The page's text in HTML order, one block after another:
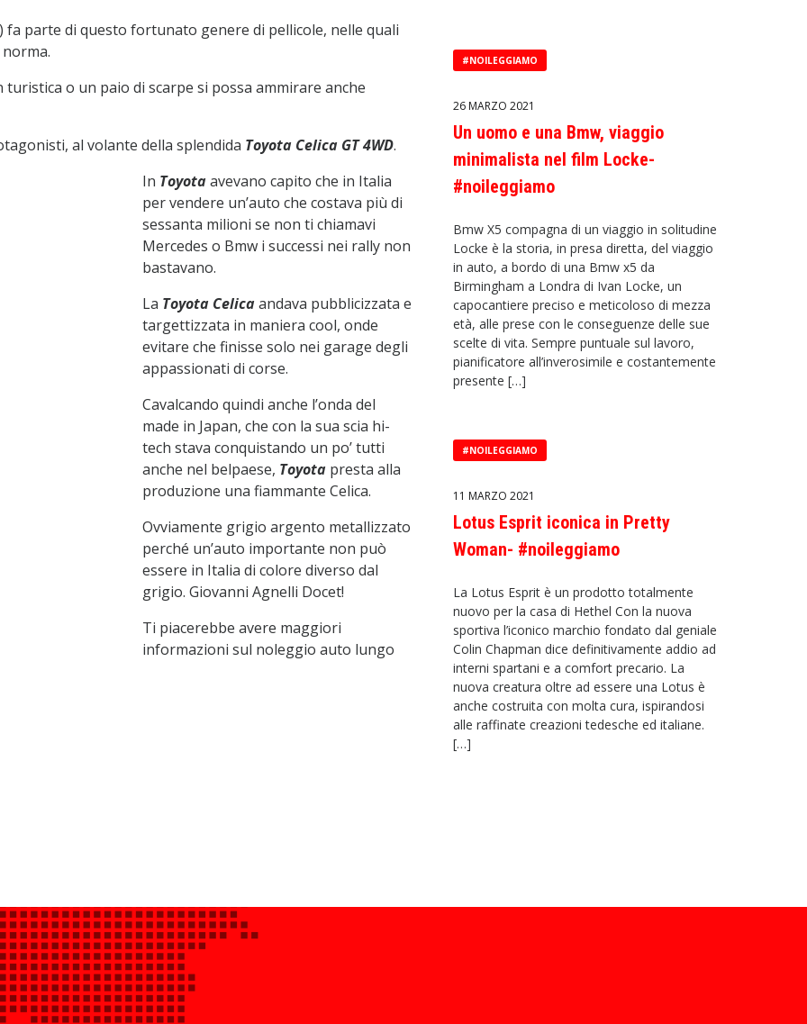
fa parte di questo fortunato genere di pellicole, nelle quali
o un paio di scarpe si possa ammirare anche
al volante della splendida Toyota Celica GT 4WD.
In Toyotaavevano capito che in Italia
per vendere un’auto che costava più di
sessanta milioni se non ti chiamavi
Mercedes o Bmw i successi nei rally non
bastavano.
La Toyota Celicaandava pubblicizzata e
targettizzata in maniera cool, onde
evitare che finisse solo nei garage degli
appassionati di corse.
Cavalcando quindi anche l’onda del
made in Japan, che con la sua scia hi-
tech stava conquistando un po’ tutti
anche nel belpaese, Toyota presta alla
produzione una fiammante Celica.
Ovviamente grigio argento metallizzato
perché un’auto importante non può
essere in Italia di colore diverso dal
grigio. Giovanni Agnelli Docet!
Ti piacerebbe avere maggiori
informazioni sul noleggio auto lungo
#NOILEGGIAMO
26 MARZO 2021
Un uomo e una Bmw, viaggio
minimalista nel film Locke-
#noileggiamo
Bmw X5 compagna di un viaggio in solitudine
Locke è la storia, in presa diretta, del viaggio
in auto, a bordo di una Bmw x5 da
Birmingham a Londra di Ivan Locke, un
capocantiere preciso e meticoloso di mezza
età, alle prese con le conseguenze delle sue
scelte di vita. Sempre puntuale sul lavoro,
pianificatore all’inverosimile e costantemente
presente […]
#NOILEGGIAMO
11 MARZO 2021
Lotus Esprit iconica in Pretty
Woman- #noileggiamo
La Lotus Esprit è un prodotto totalmente
nuovo per la casa di Hethel Con la nuova
sportiva l’iconico marchio fondato dal geniale
Colin Chapman dice definitivamente addio ad
interni spartani e a comfort precario. La
nuova creatura oltre ad essere una Lotus è
anche costruita con molta cura, ispirandosi
alle raffinate creazioni tedesche ed italiane.
[…]